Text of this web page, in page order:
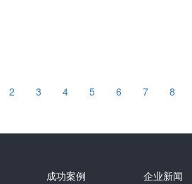
2 3 4 5 6 7 8
成功案例 企业新闻